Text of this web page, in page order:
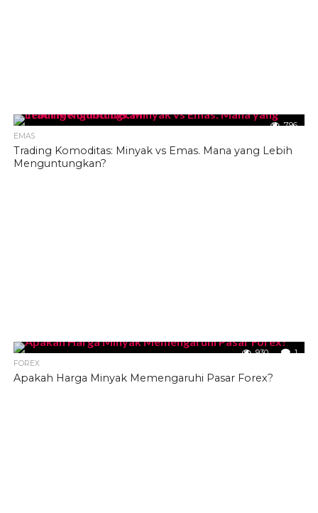
796
EMAS
Trading Komoditas: Minyak vs Emas. Mana yang Lebih
Menguntungkan?
930 1
FOREX
Apakah Harga Minyak Memengaruhi Pasar Forex?